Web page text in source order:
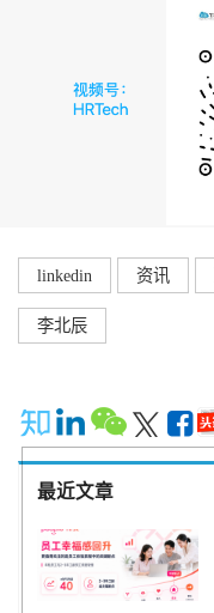
linkedin 资讯
李北辰
最近文章